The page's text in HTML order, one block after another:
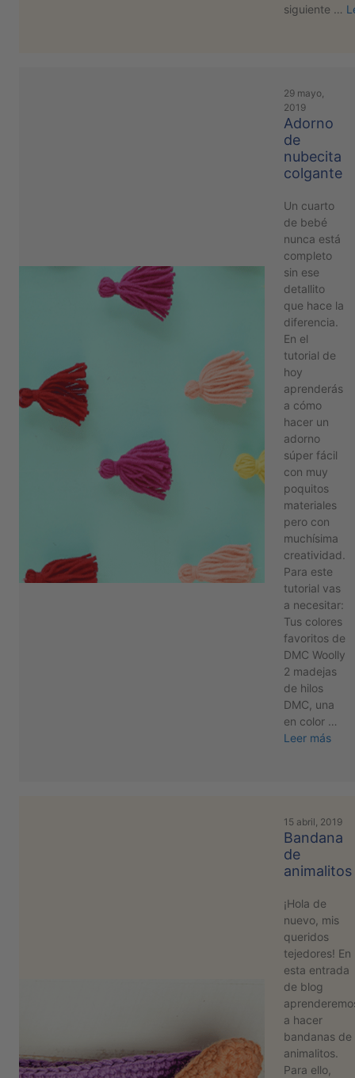
siguiente …
29 mayo,
2019
Adorno
de
nubecita
colgante
Un cuarto
de bebé
nunca está
completo
sin ese
detallito
que hace la
diferencia.
En el
tutorial de
hoy
aprenderás
a cómo
hacer un
adorno
súper fácil
con muy
poquitos
materiales
pero con
muchísima
creatividad.
Para este
tutorial vas
a necesitar:
Tus colores
favoritos de
DMC Woolly
2 madejas
de hilos
DMC, una
en color …
Leer más
15 abril, 2019
Bandana
de
animalitos
¡Hola de
nuevo, mis
queridos
tejedores! En
esta entrada
de blog
a hacer
bandanas de
animalitos.
Para ello,